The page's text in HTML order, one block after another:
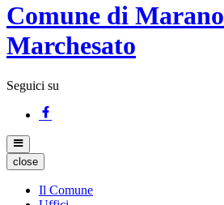
Comune di Marano
Marchesato
Seguici su
close
Il Comune